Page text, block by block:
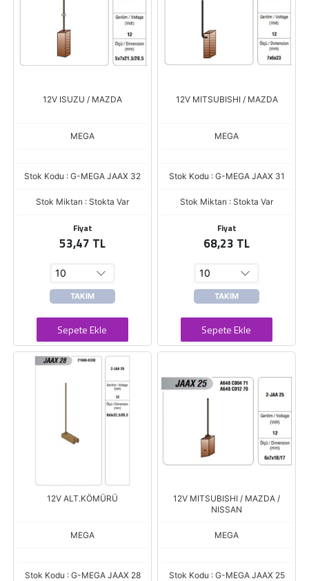
12V ISUZU / MAZDA
MEGA
Stok Kodu : G-MEGA JAAX 32
Stok Miktarı : Stokta Var
Fiyat
53,47 TL
TAKIM
Sepete Ekle
12V MITSUBISHI / MAZDA
MEGA
Stok Kodu : G-MEGA JAAX 31
Stok Miktarı : Stokta Var
Fiyat
68,23 TL
TAKIM
Sepete Ekle
12V ALT.KÖMÜRÜ
MEGA
Stok Kodu : G-MEGA JAAX 28
12V MITSUBISHI / MAZDA /
NISSAN
MEGA
Stok Kodu : G-MEGA JAAX 25